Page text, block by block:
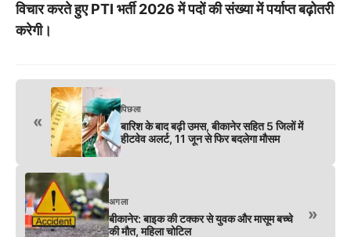
विचार करते हुए PTI भर्ती 2026 में पदों की संख्या में पर्याप्त बढ़ोतरी
करेगी।
«
पिछला
बारिश के बाद बढ़ी उमस, बीकानेर सहित 5 जिलों में
हीटवेव अलर्ट, 11 जून से फिर बदलेगा मौसम
अगला
बीकानेर: बाइक की टक्कर से युवक और मासूम बच्चे
की मौत, महिला चोटिल
»